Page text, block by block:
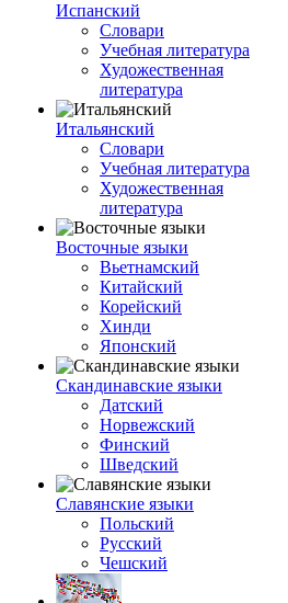
Испанский
Словари
Учебная литература
Художественная
литература
Итальянский
Словари
Учебная литература
Художественная
литература
Восточные языки
Вьетнамский
Китайский
Корейский
Хинди
Японский
Скандинавские языки
Датский
Норвежский
Финский
Шведский
Славянские языки
Польский
Русский
Чешский